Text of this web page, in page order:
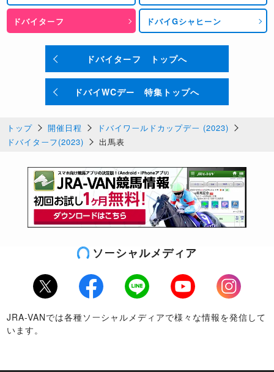
ドバイターフ ドバイGシャヒーン
ドバイターフ トップへ
ドバイWCデー 特集トップへ
トップ 開催日程
ドバイワールドカップデー (2023)
ドバイターフ(2023)
出馬表
ソーシャルメディア
Twitter Facebook LINE Youtube
Instagram
JRA-VANでは各種ソーシャルメディアで様々な情報を発信して
います。